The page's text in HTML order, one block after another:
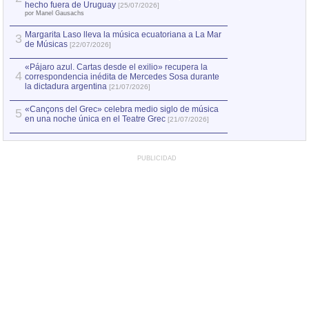
hecho fuera de Uruguay [25/07/2026]
por Manel Gausachs
3 Margarita Laso lleva la música ecuatoriana a La Mar
de Músicas [22/07/2026]
4
«Pájaro azul. Cartas desde el exilio» recupera la
correspondencia inédita de Mercedes Sosa durante
la dictadura argentina [21/07/2026]
5 «Cançons del Grec» celebra medio siglo de música
en una noche única en el Teatre Grec [21/07/2026]
PUBLICIDAD